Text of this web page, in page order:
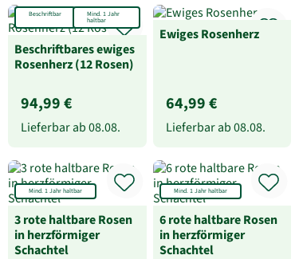
Beschriftbar Mind. 1 Jahr
haltbar
Beschriftbares ewiges
Rosenherz (12 Rosen)
94,99 €
Lieferbar ab08.08.
Ewiges Rosenherz
64,99 €
Lieferbar ab08.08.
Mind. 1 Jahr haltbar
3 rote haltbare Rosen
in herzförmiger
Schachtel
Mind. 1 Jahr haltbar
6 rote haltbare Rosen
in herzförmiger
Schachtel